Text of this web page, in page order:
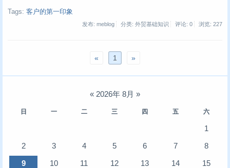
Tags: 客户的第一印象
发布: meblog 分类: 外贸基础知识 评论: 0 浏览: 227
« 1 »
« 2026年 8月 »
日 一 二 三 四 五 六
1
2
3 4 5 6 7
8
9
10 11 12 13 14
15